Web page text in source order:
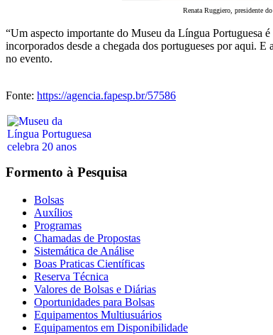
Renata Ruggiero, presidente
“Um aspecto importante do Museu da Língua Portuguesa
incorporados desde a chegada dos portugueses por aqui.
no evento.
Fonte: https://agencia.fapesp.br/57586
Formento à Pesquisa
Bolsas
Auxílios
Programas
Chamadas de Propostas
Sistemática de Análise
Boas Praticas Científicas
Reserva Técnica
Valores de Bolsas e Diárias
Oportunidades para Bolsas
Equipamentos Multiusuários
Equipamentos em Disponibilidade